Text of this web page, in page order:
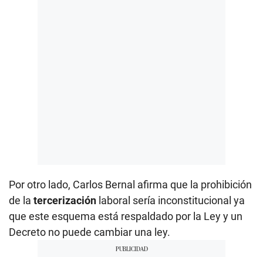
Por otro lado, Carlos Bernal afirma que la prohibición
de la tercerización laboral sería inconstitucional ya
que este esquema está respaldado por la Ley y un
Decreto no puede cambiar una ley.